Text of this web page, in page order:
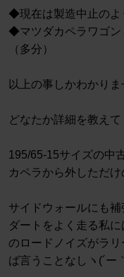
◆現在は製造中止のよ
◆マツダカペラワゴン
（多分）
以上の事しかわかりま
どなたか詳細を教え
195/65-15サイズの中
カペラから外しただけ
サイドウォールにも
ダートをよく走る私
のロードノイズがラ
ば言うことなしヽ(´ー